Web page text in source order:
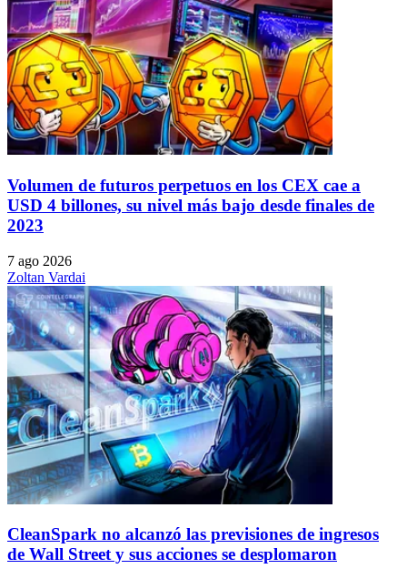
Volumen de futuros perpetuos en los CEX cae a
USD 4 billones, su nivel más bajo desde finales de
2023
7 ago 2026
Zoltan Vardai
CleanSpark no alcanzó las previsiones de ingresos
de Wall Street y sus acciones se desplomaron